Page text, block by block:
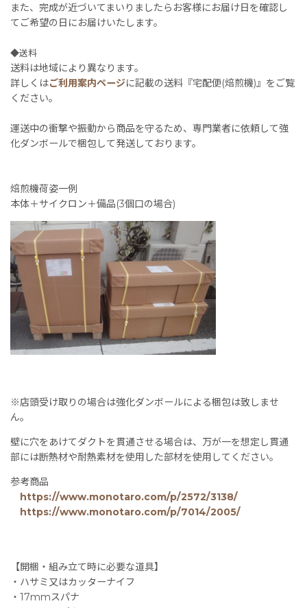
また、完成が近づいてまいりましたらお客様にお届け日を確認し
てご希望の日にお届けいたします。
◆送料
送料は地域により異なります。
詳しくはご利用案内ページに記載の送料『宅配便(焙煎機)』をご覧
ください。
運送中の衝撃や振動から商品を守るため、専門業者に依頼して強
化ダンボールで梱包して発送しております。
焙煎機荷姿一例
本体＋サイクロン＋備品(3個口の場合)
※店頭受け取りの場合は強化ダンボールによる梱包は致しませ
ん。
壁に穴をあけてダクトを貫通させる場合は、万が一を想定し貫通
部には断熱材や耐熱素材を使用した部材を使用してください。
参考商品
https://www.monotaro.com/p/2572/3138/
https://www.monotaro.com/p/7014/2005/
【開梱・組み立て時に必要な道具】
・ハサミ又はカッターナイフ
・17mmスパナ